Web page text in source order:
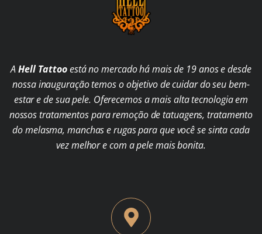
AHell Tattooestá no mercado há mais de 19 anos e desde
nossa inauguração temos o objetivo de cuidar do seu bem-
estar e de sua pele. Oferecemos a mais alta tecnologia em
nossos tratamentos para remoção de tatuagens, tratamento
do melasma, manchas e rugas para que você se sinta cada
vez melhor e com a pele mais bonita.